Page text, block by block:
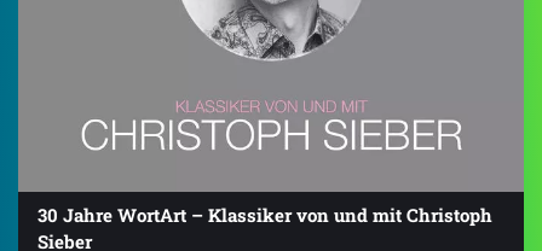
30 Jahre WortArt – Klassiker von und mit Christoph
Sieber